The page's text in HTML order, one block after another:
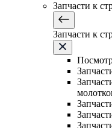
Запчасти к
Запчасти к